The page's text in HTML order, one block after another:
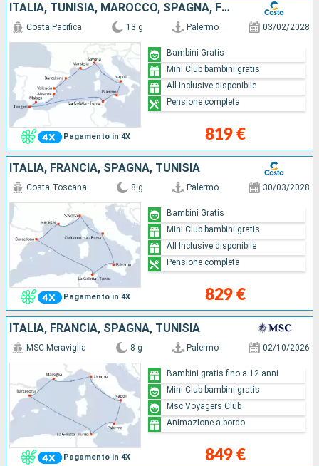
ITALIA, TUNISIA, MAROCCO, SPAGNA, FRANCIA
Pagamento in 4X
Costa Pacifica 13 g Palermo 03/02/2028
819 €
Bambini Gratis
Mini Club bambini gratis
All Inclusive disponibile
Pensione completa
ITALIA, FRANCIA, SPAGNA, TUNISIA
Pagamento in 4X
Costa Toscana 8 g Palermo 30/03/2028
829 €
Bambini Gratis
Mini Club bambini gratis
All Inclusive disponibile
Pensione completa
ITALIA, FRANCIA, SPAGNA, TUNISIA
Pagamento in 4X
MSC Meraviglia 8 g Palermo 02/10/2026
849 €
Bambini gratis fino a 12 anni
Mini Club bambini gratis
Msc Voyagers Club
Animazione a bordo